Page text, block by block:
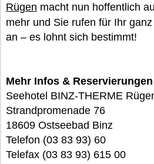
Rügen macht nun hoffentlich
mehr und Sie rufen für Ihr
an – es lohnt sich bestimmt!
Mehr Infos & Reservierungen
Seehotel BINZ-THERME
Strandpromenade 76
18609 Ostseebad Binz
Telefon (03 83 93) 60
Telefax (03 83 93) 615 00